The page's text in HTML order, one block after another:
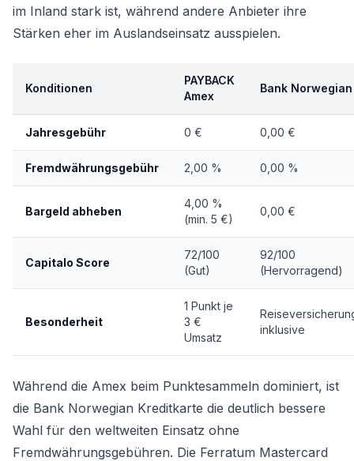
im Inland stark ist, während andere Anbieter ihre
Stärken eher im Auslandseinsatz ausspielen.
Konditionen
PAYBACK
Amex
Bank Norwegian
Jahresgebühr 0 € 0,00 €
Fremdwährungsgebühr 2,00 % 0,00 %
Bargeld abheben
4,00 %
(min. 5 €)
0,00 €
Capitalo Score
72/100
(Gut)
92/100
(Hervorragend)
Besonderheit
1 Punkt je
3 €
Umsatz
inklusive
Während die Amex beim Punktesammeln dominiert, ist
die Bank Norwegian Kreditkarte die deutlich bessere
Wahl für den weltweiten Einsatz ohne
Fremdwährungsgebühren. Die Ferratum Mastercard